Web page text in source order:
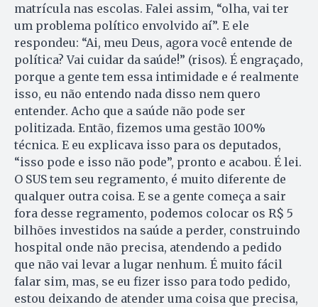
matrícula nas escolas. Falei assim, “olha, vai ter
um problema político envolvido aí”. E ele
respondeu: “Ai, meu Deus, agora você entende de
política? Vai cuidar da saúde!” (risos). É engraçado,
porque a gente tem essa intimidade e é realmente
isso, eu não entendo nada disso nem quero
entender. Acho que a saúde não pode ser
politizada. Então, fizemos uma gestão 100%
técnica. E eu explicava isso para os deputados,
“isso pode e isso não pode”, pronto e acabou. É lei.
O SUS tem seu regramento, é muito diferente de
qualquer outra coisa. E se a gente começa a sair
fora desse regramento, podemos colocar os R$ 5
bilhões investidos na saúde a perder, construindo
hospital onde não precisa, atendendo a pedido
que não vai levar a lugar nenhum. É muito fácil
falar sim, mas, se eu fizer isso para todo pedido,
estou deixando de atender uma coisa que precisa,